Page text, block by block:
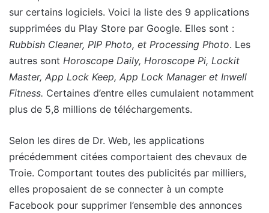
sur certains logiciels. Voici la liste des 9 applications
supprimées du Play Store par Google. Elles sont :
Rubbish Cleaner, PIP Photo, et Processing Photo. Les
autres sont Horoscope Daily, Horoscope Pi, Lockit
Master, App Lock Keep, App Lock Manager et Inwell
Fitness. Certaines d’entre elles cumulaient notamment
plus de 5,8 millions de téléchargements.
Selon les dires de Dr. Web, les applications
précédemment citées comportaient des chevaux de
Troie. Comportant toutes des publicités par milliers,
elles proposaient de se connecter à un compte
Facebook pour supprimer l’ensemble des annonces